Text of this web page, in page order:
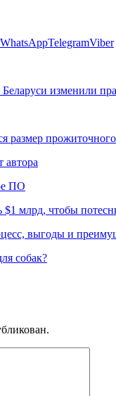
WhatsAppTelegramViber
изменили
размер
автора
ПО
$1 млрд, чтобы
выгоды и
собак?